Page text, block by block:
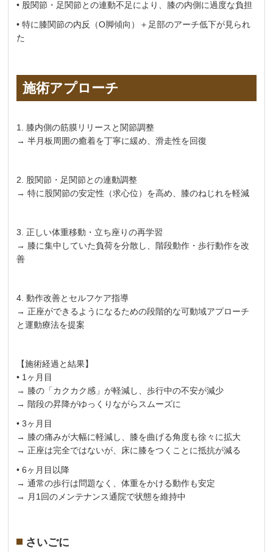
• 股関節・足関節との連動不足により、膝の内側に過度な負担
• 特に膝関節の内反（O脚傾向）＋足部のアーチ低下が見られ
た
施術アプローチ
1. 膝内側の筋膜リリースと関節調整
→ 半月板周囲の癒着を丁寧に緩め、滑走性を回復
2. 股関節・足関節との連動調整
→ 特に股関節の安定性（求心位）を高め、膝のねじれを軽減
3. 正しい体重移動・立ち座りの再学習
→ 膝に集中していた負荷を分散し、階段動作・歩行動作を改
善
4. 動作改善とセルフケア指導
→ 正座ができるようになるための段階的な可動域アプローチ
と運動療法を提案
【施術経過と結果】
• 1ヶ月目
→ 膝の「カクカク感」が軽減し、歩行中の不安が減少
→ 階段の昇降がゆっくりながらスムーズに
• 3ヶ月目
→ 膝の痛みが大幅に軽減し、膝を曲げる角度も徐々に拡大
→ 正座は完全ではないが、床に膝をつくことに抵抗が減る
• 6ヶ月目以降
→ 通常の歩行は問題なく、体重をかける動作も安定
→ 月1回のメンテナンス通院で状態を維持中
さいごに